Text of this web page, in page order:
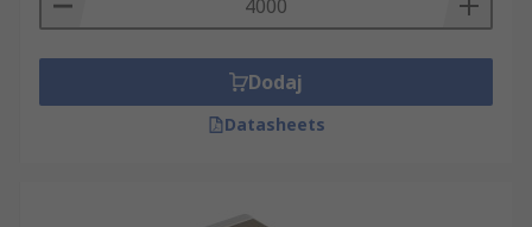
Dodaj
Datasheets